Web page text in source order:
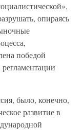
опираясь
победой
было, конечно,
развитие в